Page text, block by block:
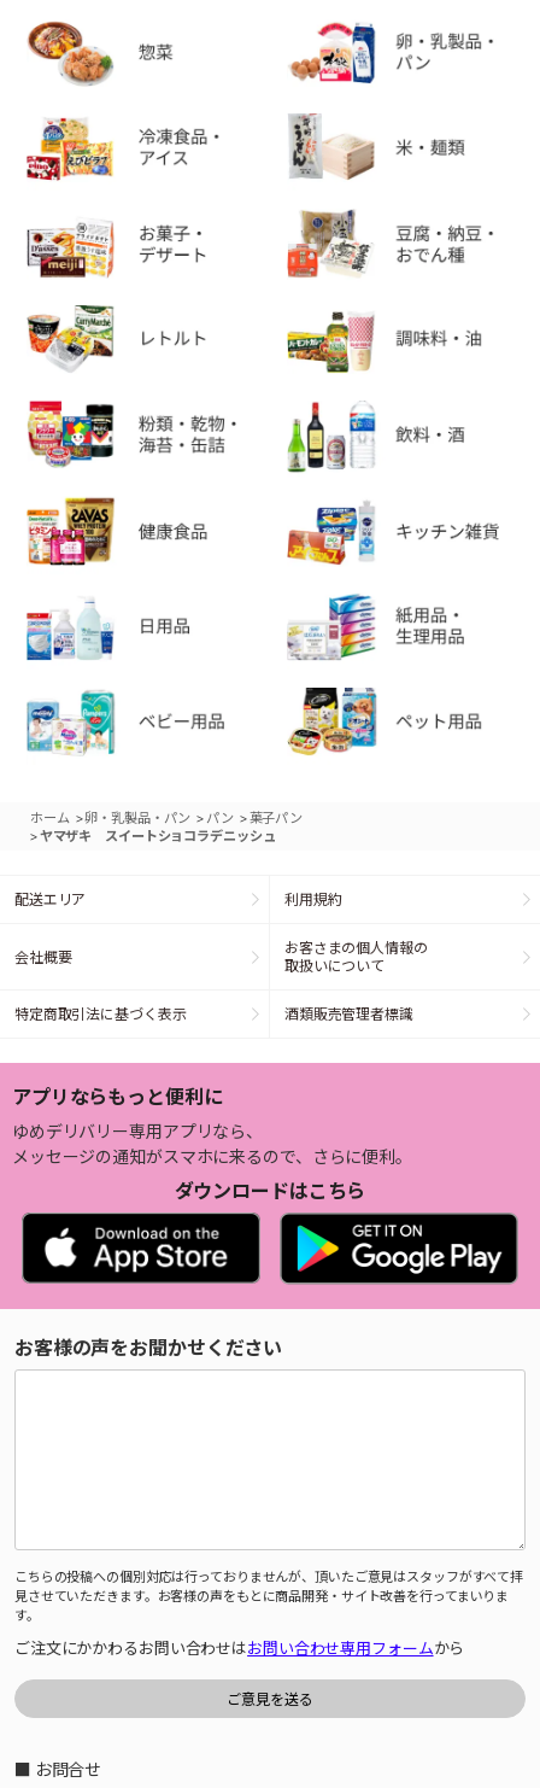
ホーム >卵・乳製品・パン > パン >菓子パン
>ヤマザキ スイートショコラデニッシュ
配送エリア 利用規約
会社概要
お客さまの個人情報の
取扱いについて
特定商取引法に基づく表示 酒類販売管理者標識
アプリならもっと便利に
ゆめデリバリー専用アプリなら、
メッセージの通知がスマホに来るので、さらに便利。
ダウンロードはこちら
お客様の声をお聞かせください
こちらの投稿への個別対応は行っておりませんが、頂いたご意見はスタッフがすべて拝
見させていただきます。お客様の声をもとに商品開発・サイト改善を行ってまいりま
す。
ご注文にかかわるお問い合わせはお問い合わせ専用フォームから
■ お問合せ